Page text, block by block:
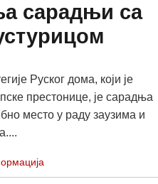
сарадњи са
Руског дома, који је
престонице, је сарадња
место у раду заузима и